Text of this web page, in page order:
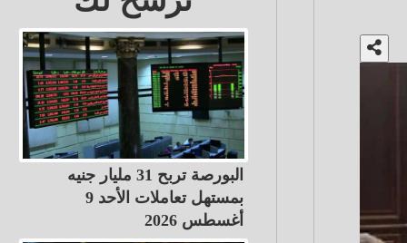
البورصة تربح 31 مليار جنيه
بمستهل تعاملات الأحد 9
أغسطس 2026